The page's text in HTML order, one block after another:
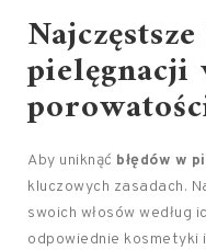
pielęgnacji
Aby uniknąć błędów w
kluczowych zasadach.
swoich włosów
odpowiednie kosmetyki